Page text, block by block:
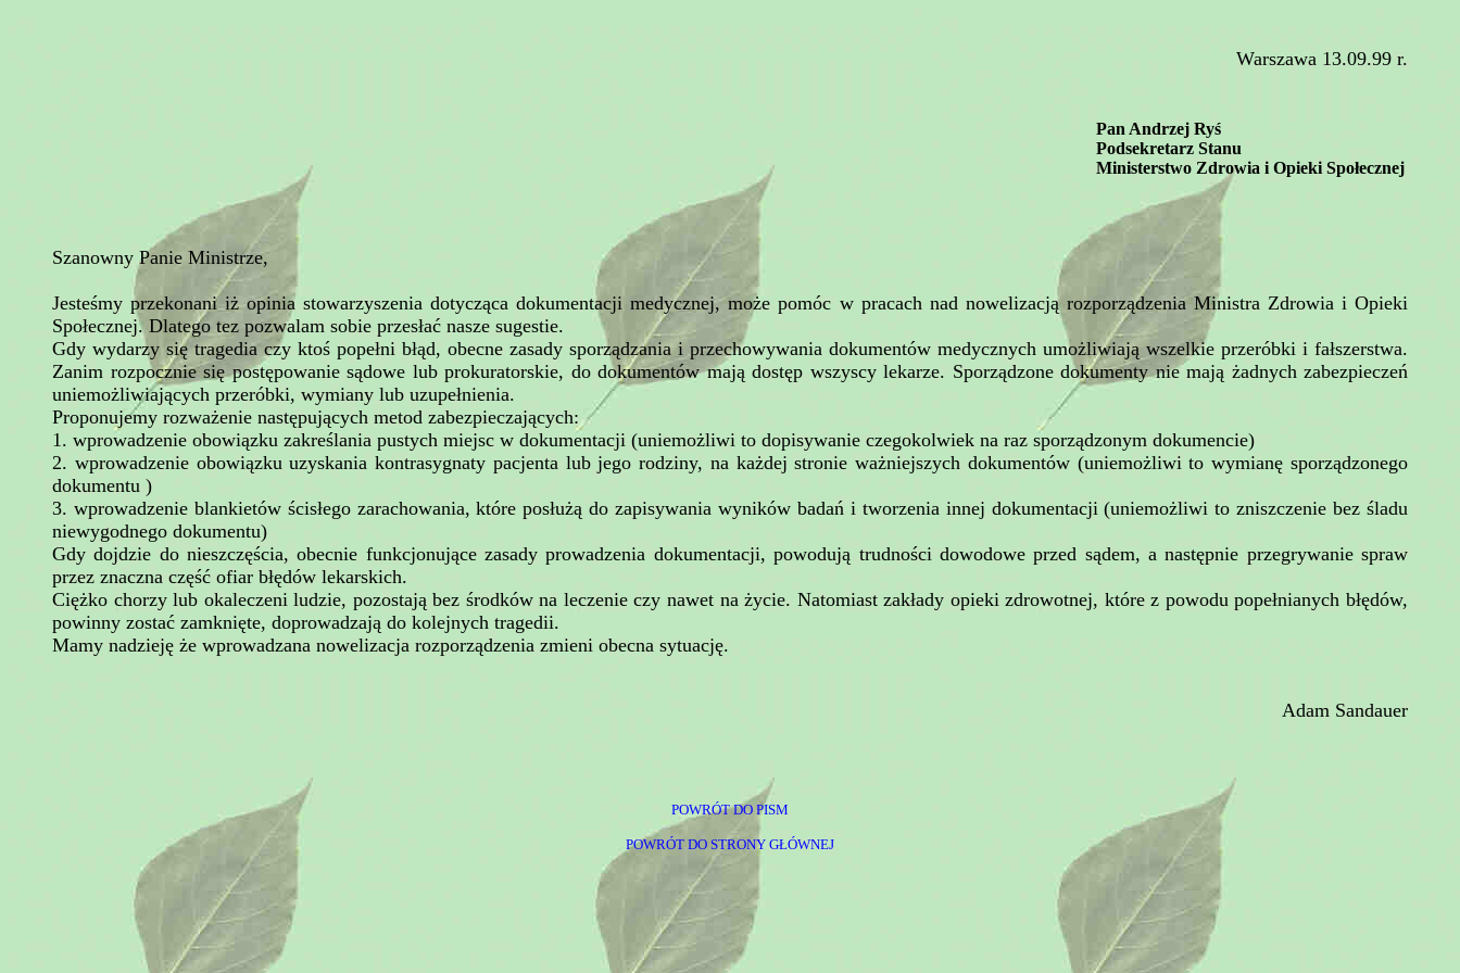
Warszawa 13.09.99 r.
Pan Andrzej Ryś
Podsekretarz Stanu
Ministerstwo Zdrowia i Opieki Społecznej
Szanowny Panie Ministrze,
Jesteśmy przekonani iż opinia stowarzyszenia dotycząca dokumentacji medycznej, może pomóc w pracach nad nowelizacją rozporządzenia Ministra Zdrowia i Opieki
Społecznej. Dlatego tez pozwalam sobie przesłać nasze sugestie.
Gdy wydarzy się tragedia czy ktoś popełni błąd, obecne zasady sporządzania i przechowywania dokumentów medycznych umożliwiają wszelkie przeróbki i fałszerstwa.
Zanim rozpocznie się postępowanie sądowe lub prokuratorskie, do dokumentów mają dostęp wszyscy lekarze. Sporządzone dokumenty nie mają żadnych zabezpieczeń
uniemożliwiających przeróbki, wymiany lub uzupełnienia.
Proponujemy rozważenie następujących metod zabezpieczających:
1. wprowadzenie obowiązku zakreślania pustych miejsc w dokumentacji (uniemożliwi to dopisywanie czegokolwiek na raz sporządzonym dokumencie)
2. wprowadzenie obowiązku uzyskania kontrasygnaty pacjenta lub jego rodziny, na każdej stronie ważniejszych dokumentów (uniemożliwi to wymianę sporządzonego
dokumentu )
3. wprowadzenie blankietów ścisłego zarachowania, które posłużą do zapisywania wyników badań i tworzenia innej dokumentacji (uniemożliwi to zniszczenie bez śladu
niewygodnego dokumentu)
Gdy dojdzie do nieszczęścia, obecnie funkcjonujące zasady prowadzenia dokumentacji, powodują trudności dowodowe przed sądem, a następnie przegrywanie spraw
przez znaczna część ofiar błędów lekarskich.
Ciężko chorzy lub okaleczeni ludzie, pozostają bez środków na leczenie czy nawet na życie. Natomiast zakłady opieki zdrowotnej, które z powodu popełnianych błędów,
powinny zostać zamknięte, doprowadzają do kolejnych tragedii.
Mamy nadzieję że wprowadzana nowelizacja rozporządzenia zmieni obecna sytuację.
Adam Sandauer
POWRÓT DO PISM
POWRÓT DO STRONY GŁÓWNEJ